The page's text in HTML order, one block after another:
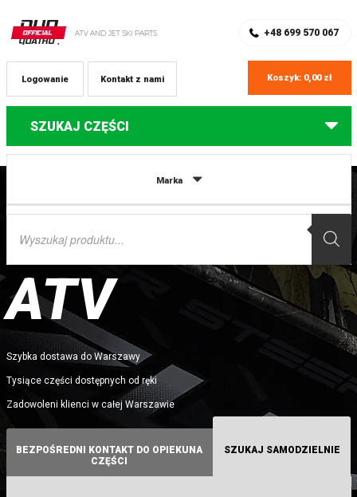
+48 699 570 067
Kontakt z nami
Logowanie Koszyk: 0,00 zł
SZUKAJ CZĘŚCI
Marka
Wyszukiwarka
CZĘŚCI DO QUADÓW WARSZAWA
ATV
Szybka dostawa do Warszawy
Tysiące części dostępnych od ręki
Zadowoleni klienci w całej Warszawie
BEZPOŚREDNI KONTAKT DO OPIEKUNA
CZĘŚCI
SZUKAJ SAMODZIELNIE